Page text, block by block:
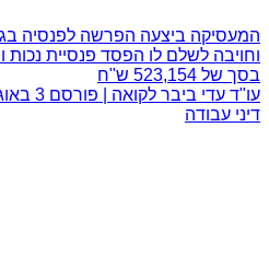
המעסיקה ביצעה הפרשה לפנסיה
וחויבה לשלם לו הפסד פנסיית נכות
בסך של 523,154 ש"ח
עו"ד עדי ביבר לקואה | פורסם 3 באוגוסט, 2026
דיני עבודה